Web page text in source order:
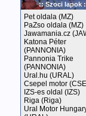
:: Szoci lapok
Pet oldala (MZ)
PaZso oldala (MZ)
Jawamania.cz
Katona Péter
(PANNONIA)
Pannonia Trike
(PANNONIA)
Ural.hu (URAL)
Csepel motor
IZS-es oldal (IZS)
Riga (Riga)
Ural Motor